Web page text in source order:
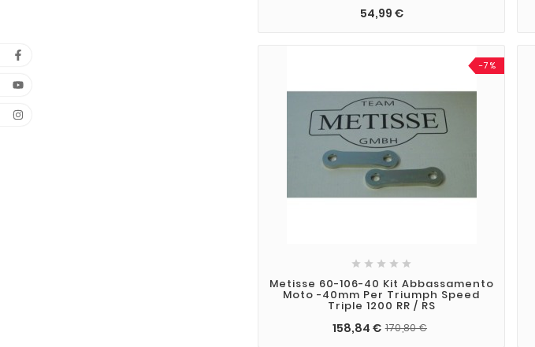
54,99 €
-7%
    
Metisse 60-106-40 Kit Abbassamento
Moto -40mm Per Triumph Speed
Triple 1200 RR / RS
158,84 € 170,80 €